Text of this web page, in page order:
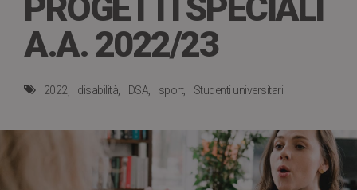
A.A. 2022/23
2022 disabilità DSA sport Studenti universitari